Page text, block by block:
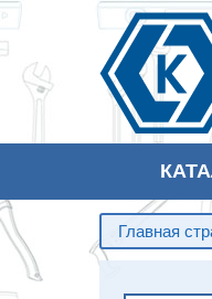
Главная